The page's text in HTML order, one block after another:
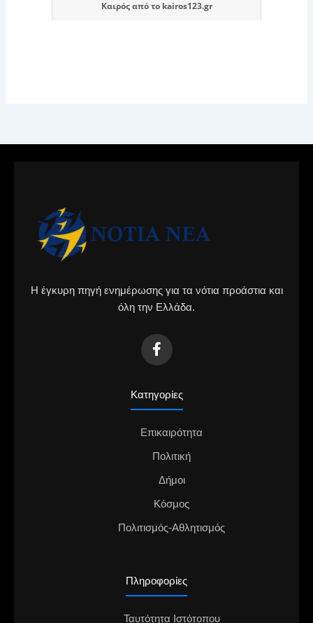
Καιρόςαπό το kairos123.gr
Η έγκυρη πηγή ενημέρωσης για τα νότια προάστια και
όλη την Ελλάδα.
Κατηγορίες
Επικαιρότητα
Πολιτική
Δήμοι
Κόσμος
Πολιτισμός-Αθλητισμός
Πληροφορίες
Ταυτότητα Ιστότοπου